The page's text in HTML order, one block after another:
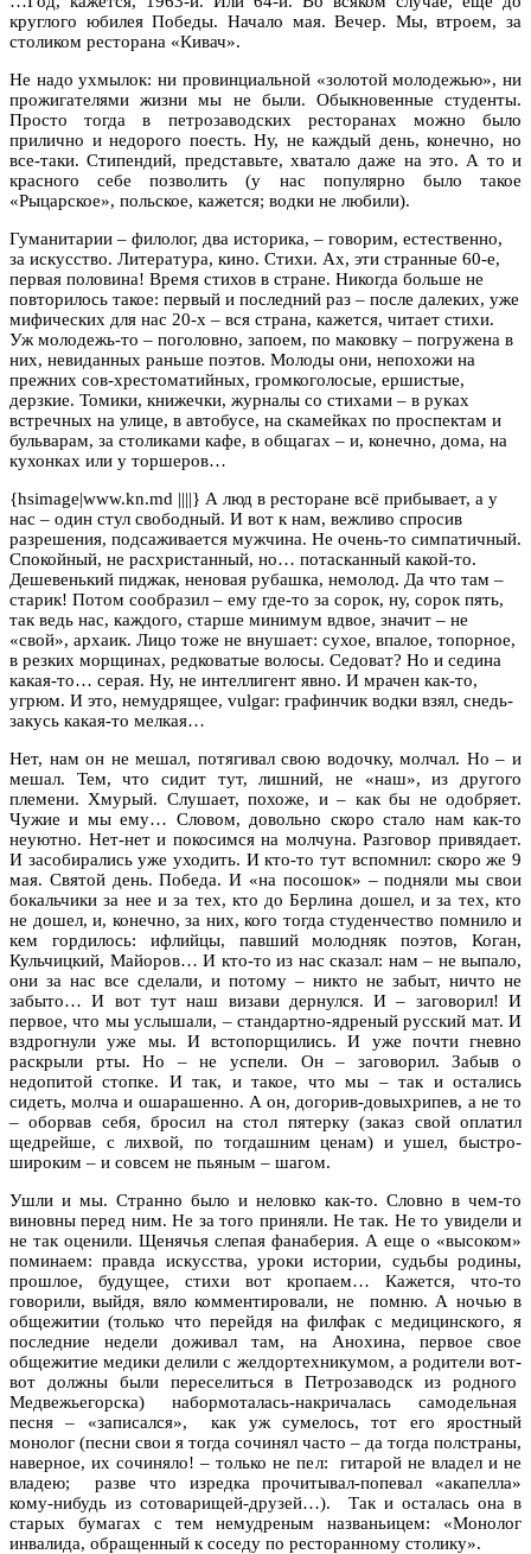
круглого юбилея Победы. Начало мая. Вечер. Мы, втроем, за
столиком ресторана «Кивач».
Не надо ухмылок: ни провинциальной «золотой молодежью», ни
прожигателями жизни мы не были. Обыкновенные студенты.
Просто тогда в петрозаводских ресторанах можно было
прилично и недорого поесть. Ну, не каждый день, конечно, но
все-таки. Стипендий, представьте, хватало даже на это. А то и
красного себе позволить (у нас популярно было такое
«Рыцарское», польское, кажется; водки не любили).
Гуманитарии – филолог, два историка, – говорим, естественно,
за искусство. Литература, кино. Стихи. Ах, эти странные 60-е,
первая половина! Время стихов в стране. Никогда больше не
повторилось такое: первый и последний раз – после далеких, уже
мифических для нас 20-х – вся страна, кажется, читает стихи.
Уж молодежь-то – поголовно, запоем, по маковку – погружена в
них, невиданных раньше поэтов. Молоды они, непохожи на
прежних сов-хрестоматийных, громкоголосые, ершистые,
дерзкие. Томики, книжечки, журналы со стихами – в руках
встречных на улице, в автобусе, на скамейках по проспектам и
бульварам, за столиками кафе, в общагах – и, конечно, дома, на
кухонках или у торшеров…
{hsimage|www.kn.md ||||} А люд в ресторане всё прибывает, а у
нас – один стул свободный. И вот к нам, вежливо спросив
разрешения, подсаживается мужчина. Не очень-то симпатичный.
Спокойный, не расхристанный, но… потасканный какой-то.
Дешевенький пиджак, неновая рубашка, немолод. Да что там –
старик! Потом сообразил – ему где-то за сорок, ну, сорок пять,
так ведь нас, каждого, старше минимум вдвое, значит – не
«свой», архаик. Лицо тоже не внушает: сухое, впалое, топорное,
в резких морщинах, редковатые волосы. Седоват? Но и седина
какая-то… серая. Ну, не интеллигент явно. И мрачен как-то,
угрюм. И это, немудрящее, vulgar: графинчик водки взял, снедь-
закусь какая-то мелкая…
Нет, нам он не мешал, потягивал свою водочку, молчал. Но – и
мешал. Тем, что сидит тут, лишний, не «наш», из другого
племени. Хмурый. Слушает, похоже, и – как бы не одобряет.
Чужие и мы ему… Словом, довольно скоро стало нам как-то
неуютно. Нет-нет и покосимся на молчуна. Разговор привядает.
И засобирались уже уходить. И кто-то тут вспомнил: скоро же 9
мая. Святой день. Победа. И «на посошок» – подняли мы свои
бокальчики за нее и за тех, кто до Берлина дошел, и за тех, кто
не дошел, и, конечно, за них, кого тогда студенчество помнило и
кем гордилось: ифлийцы, павший молодняк поэтов, Коган,
Кульчицкий, Майоров… И кто-то из нас сказал: нам – не выпало,
они за нас все сделали, и потому – никто не забыт, ничто не
забыто… И вот тут наш визави дернулся. И – заговорил! И
первое, что мы услышали, – стандартно-ядреный русский мат. И
вздрогнули уже мы. И встопорщились. И уже почти гневно
раскрыли рты. Но – не успели. Он – заговорил. Забыв о
недопитой стопке. И так, и такое, что мы – так и остались
сидеть, молча и ошарашенно. А он, догорив-довыхрипев, а не то
– оборвав себя, бросил на стол пятерку (заказ свой оплатил
щедрейше, с лихвой, по тогдашним ценам) и ушел, быстро-
широким – и совсем не пьяным – шагом.
Ушли и мы. Странно было и неловко как-то. Словно в чем-то
виновны перед ним. Не за того приняли. Не так. Не то увидели и
не так оценили. Щенячья слепая фанаберия. А еще о «высоком»
поминаем: правда искусства, уроки истории, судьбы родины,
прошлое, будущее, стихи вот кропаем… Кажется, что-то
говорили, выйдя, вяло комментировали, не помню. А ночью в
общежитии (только что перейдя на филфак с медицинского, я
последние недели доживал там, на Анохина, первое свое
общежитие медики делили с желдортехникумом, а родители вот-
вот должны были переселиться в Петрозаводск из родного
Медвежьегорска) набормоталась-накричалась самодельная
песня – «записался», как уж сумелось, тот его яростный
монолог (песни свои я тогда сочинял часто – да тогда полстраны,
наверное, их сочиняло! – только не пел: гитарой не владел и не
владею; разве что изредка прочитывал-попевал «акапелла»
кому-нибудь из сотоварищей-друзей…). Так и осталась она в
старых бумагах с тем немудреным названьицем: «Монолог
инвалида, обращенный к соседу по ресторанному столику».